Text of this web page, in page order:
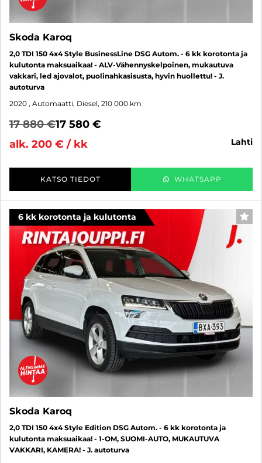
Skoda Karoq
2,0 TDI 150 4x4 Style BusinessLine DSG Autom. - 6 kk korotonta ja
kulutonta maksuaikaa! - ALV-Vähennyskelpoinen, mukautuva
vakkari, led ajovalot, puolinahkasisusta, hyvin huollettu! - J.
autoturva
2020 , Automaatti, Diesel, 210 000 km
17 880 €17 580 €
alk. 200 € / kk
lahti
KATSO TIEDOT WHATSAPP
6 kk korotonta ja kulutonta
Skoda Karoq
2,0 TDI 150 4x4 Style Edition DSG Autom. - 6 kk korotonta ja
kulutonta maksuaikaa! - 1-OM, SUOMI-AUTO, MUKAUTUVA
VAKKARI, KAMERA! - J. autoturva